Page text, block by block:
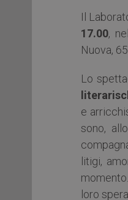
Il
17.00,
Nuova,
Lo
e
sono,
litigi,
loro